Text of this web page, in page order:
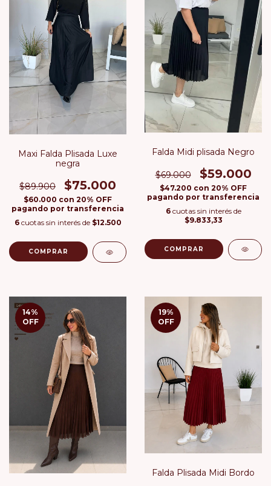
Maxi Falda Plisada Luxe
negra
$89.900 $75.000
$60.000 con 20% OFF
pagando por transferencia
6 cuotas sin interés de $12.500
COMPRAR
Falda Midi plisada Negro
$69.000 $59.000
$47.200 con 20% OFF
pagando por transferencia
6 cuotas sin interés de
$9.833,33
COMPRAR
14%
OFF
19%
OFF
Falda Plisada Midi Bordo